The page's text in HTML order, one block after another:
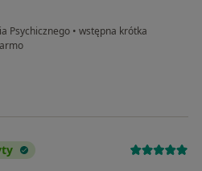
Psychicznego • wstępna krótka